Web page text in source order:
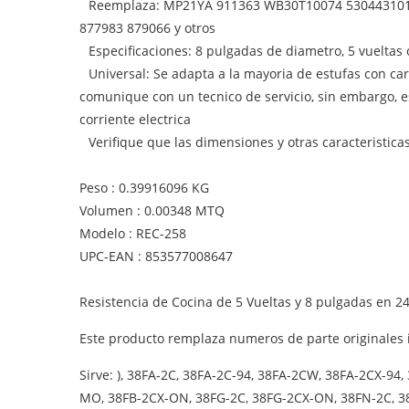
Reemplaza: MP21YA 911363 WB30T10074
877983 879066 y otros
Especificaciones: 8 pulgadas de diametro, 5 vueltas
Universal: Se adapta a la mayoria de estufas con
comunique con un tecnico de servicio, sin embargo,
corriente electrica
Verifique que las dimensiones y otras
Peso : 0.39916096 KG
Volumen : 0.00348 MTQ
Modelo : REC-258
UPC-EAN : 853577008647
Resistencia de Cocina de 5 Vueltas y 8 pulgadas en
Este producto remplaza numeros de parte originales
Sirve: ), 38FA-2C, 38FA-2C-94, 38FA-2CW, 38FA-2CX-94, 38FA-2CX-MO, 38FA-2CX-MS, 38FA-2CX-OC, 38FA-2CX-ON, 38FA-2CXW, 38FA-2CXW-94, 38FA-2CXW-ON, 38FB-2C, 38FB-2CX-MO, 38FB-2CX-ON, 38FG-2C, 38FG-2CX-ON, 38FN-2C, 38FN-2CX-94, 38FN-2CX-MO, 38FN-2CX-MS, 38FN-2CX-OC, 38FN-2CX-ON, 38FN-2CXW, 38FN-2CXW-94, 38FN-2CXW-ON, 38FY-2C, 38FY-2CX-MO, 38FY-2CX-ON, 38FY-2CXW, 38FY-2CXW-ON, 38HA-2C, 38HA-2CW, 38HA-2CX-ON, 38HA-2CXW-ON, 38HB-2CX-ON, 38HG-2CX-ON, 38HK-2CX-ON, 38HN-2C, 38HN-2CW, 38HN-2CX-ON, 38HN-2CXW-ON, 38HY-2C, 38HY-2CX-ON, 38HY-2CXW-ON, 4RF315PXEQ0, 4RF315PXGQ0, 4RF315PXKQ0, 4RF315PXMQ0, A100, A100-J, A100B, A100L, A100W, AER5522VAS0, AER5522VAW0, AER5522VCS0, AER5522VCS1, AER5522VCW0, AER5522VCW1, AER5523XAB0, AER5523XAB1, AER5523XAQ0, AER5523XAW0, AER5523XAW1, AER5524XAD0, AER5524XAD1, ARC700E-(P1142652N E), ARC700E-(P1142698N E), ARC700LL-(P1142652NLL), ARC700LL-(P1142698NLL), ARC700WW-(P1142652NWW), ARC700WW-(P1142698NWW), ARR6220C-(P1143808N C), ARR6220L-(P1143808N L), ARR6220W-(P1143808N W), ARR623L, ARR623L-(P1130983N L), ARR623W-(P1130983N W), ARR624L-(P1142625N L), ARR624L-(P1142651N L), ARR624L1-(P1142679N L), ARR624L1-(P1142696N L), ARR624W-(P1142625N W), ARR624W-(P1142651N W), ARR624W1-(P1142679N W), ARR624W1-(P1142696N W), ARR625L, ARR625L-(P1130960N L), ARR625L-(P1130970N L), ARR625W-(P1130960N W), ARR625W-(P1130970N W), ARR626L-(P1142626N L), ARR626L-(P1143408N L), ARR626L1-(P1143407N L), ARR626W-(P1142626N W), ARR626W-(P1143408N W), ARR626W1-(P1143407N W), ARR626WW-(P1142678NWW), ARR626WW-(P1142697NWW), ARR629L, ARR629L-(P1130961N L), ARR629W-(P1130961N W), ARR629WW-(P1130962N), ARR629WW-(P1142616NWW), ARR6300LL-(P1142669NLL), ARR6300LL-(P1143414NLL), ARR6300LL-(P1143421NLL), ARR6300LL-(P1143428NLL), ARR6300LL-(P1143456NLL), ARR6300WW-(P1142669NWW), ARR6300WW-(P1143414NWW), ARR6300WW-(P1143421NWW), ARR6300WW-(P1143428NWW), ARR6300WW-(P1143456NWW), ARR630L-(P1142627N L), ARR630L1-(P1143403N L), ARR630LL-(P1142627NLL), ARR630LL-(P1142656NLL), ARR630LL-(P1143403NLL), ARR630W-(P1142627N W), ARR630W1-(P1143403N W), ARR630WW-(P1142627NWW), ARR630WW-(P1142656NWW), ARR630WW-(P1143403NWW), ARR632E-(P1130977N E), ARR632E-(P1142617N E), ARR632WW-(P1130978N W), ARR632WW-(P1142617NWW), ARR633E-(P1130967N), ARR633E-(P1130992N E), ARR633E-(P1157905S E), ARR633E-(P1157907S E), ARR633E-(P1157910S E), ARR633W-(P1157905S W), ARR633WW-(P1130968N), ARR633WW-(P1130992N E), ARR633WW-(P1157908S W), ARR6400L-(P1142670N L), ARR6400L-(P1143415N L), ARR6400L-(P1143432NL), ARR6400L-(P1143457NL), ARR6400LL-(P1142670NLL), ARR6400LL-(P1143415NLL), ARR6400LL-(P1143432NLL), ARR6400LL-(P1143457NLL), ARR6400LL-(P1143607NLL), ARR6400LL-(P1143640NLL), ARR6400LL-(P1143653NLL), ARR6400LL-(P1143674NLL), ARR6400LL-(P1143685NLL), ARR6400LL-(P1143820NLL), ARR6400W-(P1142670N W), ARR6400W-(P1143415N W), ARR6400W-(P1143432NW), ARR6400W-(P1143457NW), ARR6400WW-(P1142670NWW), ARR6400WW-(P1143415NWW), ARR6400WW-(P1143432NWW), ARR6400WW-(P1143457NWW), ARR6400WW-(P1143607NWW), ARR6400WW-(P1143640NWW),